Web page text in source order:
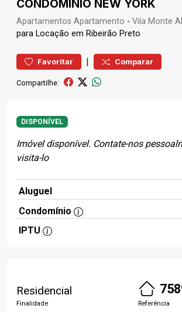
CONDOMÍNIO NEW YORK
Apartamentos Apartamento - Vila Monte
para Locação em Ribeirão Preto
Favoritar | Comparar
Compartilhe:
DISPONÍVEL
Imóvel disponível. Contate-nos
visita-lo
Aluguel
Condomínio
IPTU
Residencial
Finalidade Referência